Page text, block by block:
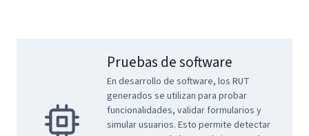
Pruebas de software
En desarrollo de software, los RUT
generados se utilizan para probar
funcionalidades, validar formularios y
simular usuarios. Esto permite detectar